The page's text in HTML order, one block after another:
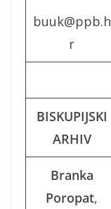
buuk@ppb.h
r
BISKUPIJSKI
ARHIV
Branka
Poropat,